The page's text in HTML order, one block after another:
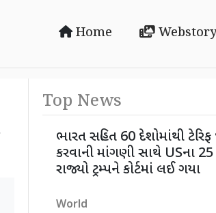
Home Webstory
Top News
ભારત સહિત 60 દેશોમાંથી ટેરિફ
કરવાની માંગણી સાથે USના 25
રાજ્યો ટ્રમ્પને કોર્ટમાં લઈ ગયા
World